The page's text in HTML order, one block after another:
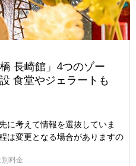
長崎館」4つのゾー
食堂やジェラートも
に考えて情報を選抜していま
は変更となる場合がありますの
料金